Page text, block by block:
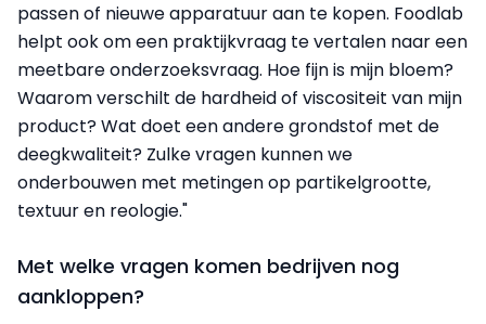
passen of nieuwe apparatuur aan te kopen. Foodlab
helpt ook om een praktijkvraag te vertalen naar een
meetbare onderzoeksvraag. Hoe fijn is mijn bloem?
Waarom verschilt de hardheid of viscositeit van mijn
product? Wat doet een andere grondstof met de
deegkwaliteit? Zulke vragen kunnen we
onderbouwen met metingen op partikelgrootte,
textuur en reologie."
Met welke vragen komen bedrijven nog
aankloppen?